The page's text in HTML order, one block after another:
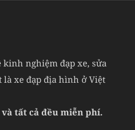
nghiệm đạp xe, sửa
là xe đạp địa hình ở Việt
tất cả đều miễn phí.